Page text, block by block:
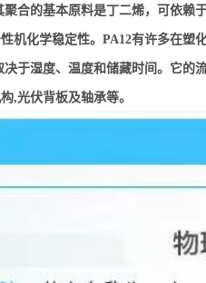
合的基本原料是丁二烯，可依
机化学稳定性。PA12有许多在
于湿度、温度和储藏时间。它
,光伏背板及轴承等。